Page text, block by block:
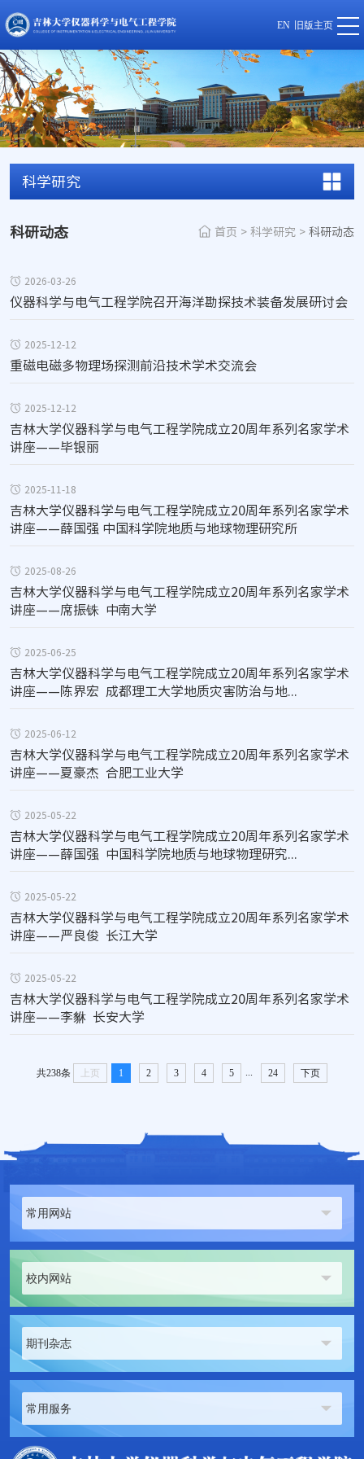
EN 旧版主页
科学研究
科研动态 首页 > 科学研究 > 科研动态
2026-03-26
仪器科学与电气工程学院召开海洋勘探技术装备发展研讨会
2025-12-12
重磁电磁多物理场探测前沿技术学术交流会
2025-12-12
吉林大学仪器科学与电气工程学院成立20周年系列名家学术
讲座——毕银丽
2025-11-18
吉林大学仪器科学与电气工程学院成立20周年系列名家学术
讲座——薛国强 中国科学院地质与地球物理研究所
2025-08-26
吉林大学仪器科学与电气工程学院成立20周年系列名家学术
讲座——席振铢  中南大学
2025-06-25
吉林大学仪器科学与电气工程学院成立20周年系列名家学术
讲座——陈界宏  成都理工大学地质灾害防治与地...
2025-06-12
吉林大学仪器科学与电气工程学院成立20周年系列名家学术
讲座——夏豪杰  合肥工业大学
2025-05-22
吉林大学仪器科学与电气工程学院成立20周年系列名家学术
讲座——薛国强  中国科学院地质与地球物理研究...
2025-05-22
吉林大学仪器科学与电气工程学院成立20周年系列名家学术
讲座——严良俊  长江大学
2025-05-22
吉林大学仪器科学与电气工程学院成立20周年系列名家学术
讲座——李貅  长安大学
共238条 上页 1 2 3 4 5 24 下页
常用网站
校内网站
期刊杂志
常用服务